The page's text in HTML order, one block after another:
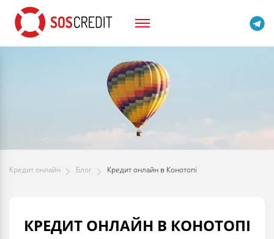
Кредит онлайн Блог Кредит онлайн в Конотопі
КРЕДИТ ОНЛАЙН В КОНОТОПІ